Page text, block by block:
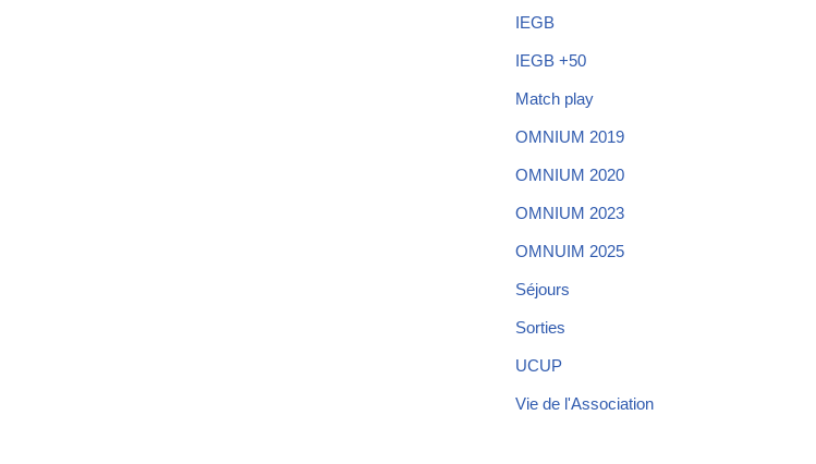
IEGB
IEGB +50
Match play
OMNIUM 2019
OMNIUM 2020
OMNIUM 2023
OMNUIM 2025
Séjours
Sorties
UCUP
Vie de l'Association